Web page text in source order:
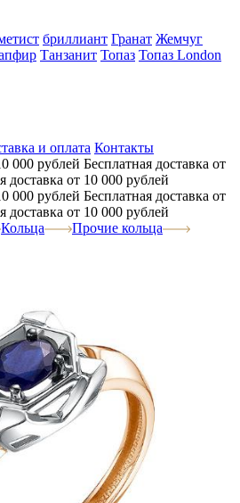
бриллиант Гранат Жемчуг
Танзанит Топаз Топаз London
и оплата Контакты
000 рублей Бесплатная доставка от
доставка от 10 000 рублей
000 рублей Бесплатная доставка от
доставка от 10 000 рублей
Кольца
Прочие кольца